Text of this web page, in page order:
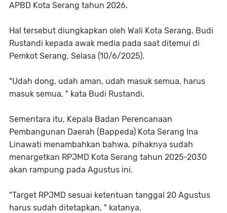
APBD Kota Serang tahun 2026.
Hal tersebut diungkapkan oleh Wali Kota Serang, Budi
Rustandi kepada awak media pada saat ditemui di
Pemkot Serang, Selasa (10/6/2025).
"Udah dong, udah aman, udah masuk semua, harus
masuk semua, " kata Budi Rustandi.
Sementara itu, Kepala Badan Perencanaan
Pembangunan Daerah (Bappeda) Kota Serang Ina
Linawati menambahkan bahwa, pihaknya sudah
menargetkan RPJMD Kota Serang tahun 2025-2030
akan rampung pada Agustus ini.
"Target RPJMD sesuai ketentuan tanggal 20 Agustus
harus sudah ditetapkan, " katanya.